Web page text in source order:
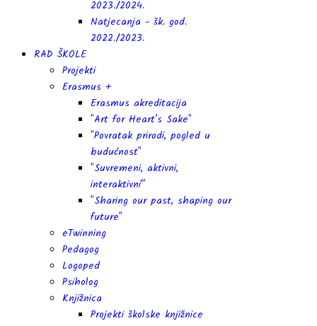
2023./2024.
Natjecanja - šk. god.
2022./2023.
RAD ŠKOLE
Projekti
Erasmus +
Erasmus akreditacija
"Art for Heart's Sake"
"Povratak prirodi, pogled u
budućnost"
"Suvremeni, aktivni,
interaktivni“
"Sharing our past, shaping our
future"
eTwinning
Pedagog
Logoped
Psiholog
Knjižnica
Projekti školske knjižnice